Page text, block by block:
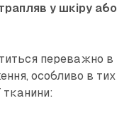
у шкіру або
переважно в
особливо в тих
тканини: